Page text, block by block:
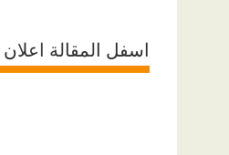
اسفل المقالة اعلان